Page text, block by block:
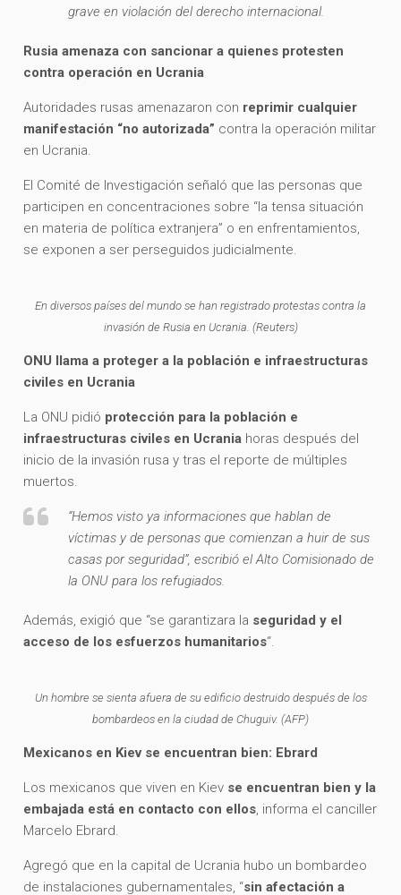
grave en violación del derecho internacional.
Rusia amenaza con sancionar a quienes protesten
contra operación en Ucrania
Autoridades rusas amenazaron con reprimir cualquier
manifestación “no autorizada” contra la operación militar
en Ucrania.
El Comité de Investigación señaló que las personas que
participen en concentraciones sobre “la tensa situación
en materia de política extranjera” o en enfrentamientos,
se exponen a ser perseguidos judicialmente.
En diversos países del mundo se han registrado protestas contra la
invasión de Rusia en Ucrania. (Reuters)
ONU llama a proteger a la población e infraestructuras
civiles en Ucrania
La ONU pidió protección para la población e
infraestructuras civiles en Ucrania horas después del
inicio de la invasión rusa y tras el reporte de múltiples
muertos.
“Hemos visto ya informaciones que hablan de
víctimas y de personas que comienzan a huir de sus
casas por seguridad”, escribió el Alto Comisionado de
la ONU para los refugiados.
Además, exigió que “se garantizara la seguridad y el
acceso de los esfuerzos humanitarios“.
Un hombre se sienta afuera de su edificio destruido después de los
bombardeos en la ciudad de Chuguiv. (AFP)
Mexicanos en Kiev se encuentran bien: Ebrard
Los mexicanos que viven en Kiev se encuentran bien y la
embajada está en contacto con ellos, informa el canciller
Marcelo Ebrard.
Agregó que en la capital de Ucrania hubo un bombardeo
de instalaciones gubernamentales, “sin afectación a